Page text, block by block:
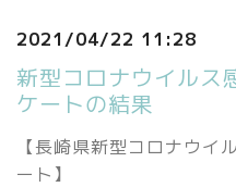
2021/04/22 11:28
新型コロナウイルス
ケートの結果
【長崎県新型コロナウイ
ート】